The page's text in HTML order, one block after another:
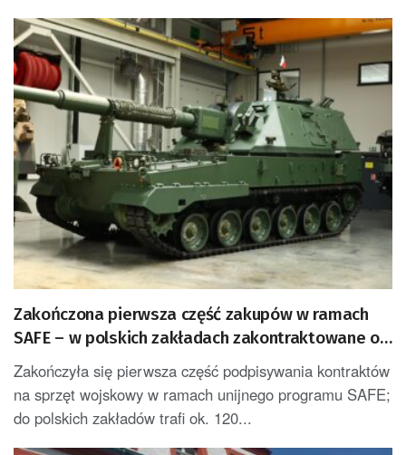
Zakończona pierwsza część zakupów w ramach
SAFE – w polskich zakładach zakontraktowane ok.
120 mld zł
Zakończyła się pierwsza część podpisywania kontraktów
na sprzęt wojskowy w ramach unijnego programu SAFE;
do polskich zakładów trafi ok. 120...